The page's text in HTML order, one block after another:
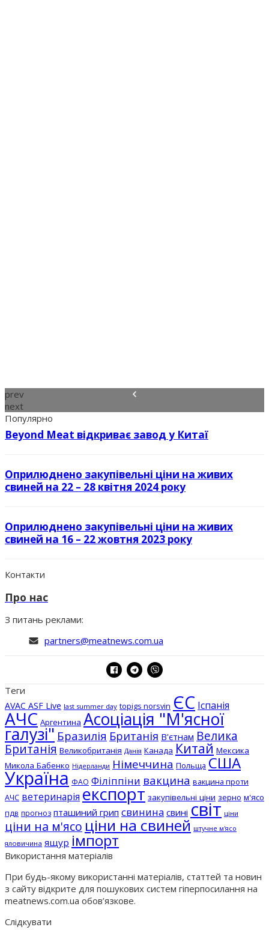
prev
next
Популярно
Beyond Meat відкриває завод у Китаї
Оприлюднено закупівельні ціни на живих
свиней на 22 – 28 квітня 2024 року
Оприлюднено закупівельні ціни на живих
свиней на 16 – 22 жовтня 2023 року
Контакти
Про нас
З питань реклами:
partners@meatnews.com.ua
Теги
AVAC ASF Live last summer day topigs norsvin ЄС Іспанія
АЧС Аргентина Асоціація "М'ясної
галузі" Бразилія Британія В'єтнам Велика
Британія Великобританія Данія Канада Китай Мексика
Микола Бабенко Нідерланди Німеччина Польща США
Україна ФАО Філіппіни вакцина вакцина проти
АЧС ветеринарія експорт закупівельні ціни зерно м'ясо
пдв прогноз пташиний грип свинина свині світ ціни
ціни на м'ясо ціни на свиней штучне м'ясо
яловичина ящур імпорт
Використання матеріалів
При будь-якому використанні матеріалів, статтей та новин
з сайту відкрите для пошукових систем гіперпосилання на
meatnews.com.ua обов’язкове.
Слідкувати